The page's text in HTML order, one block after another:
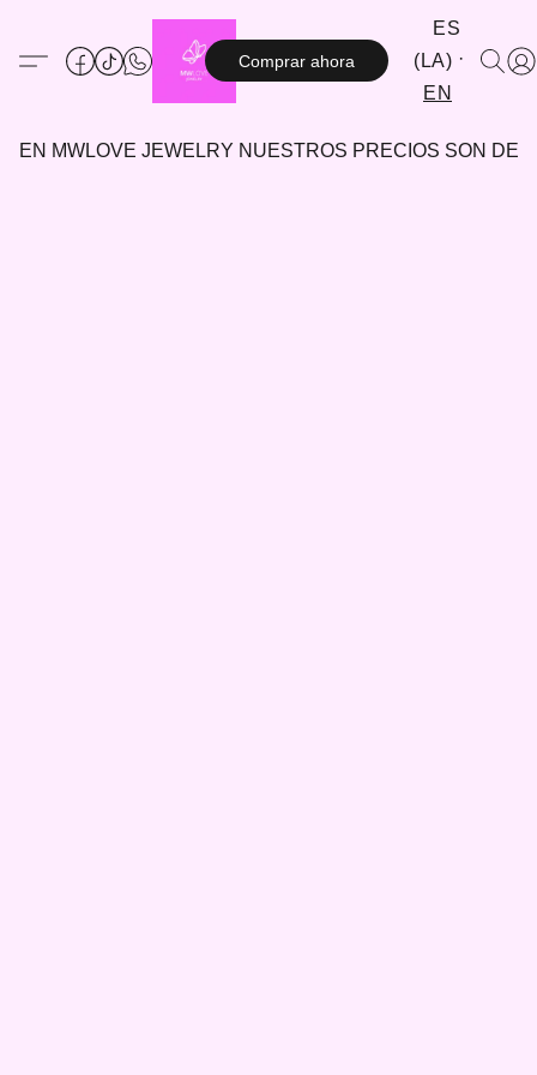
Comprar ahora
ES
(LA)
EN
EN MWLOVE JEWELRY NUESTROS PRECIOS SON DE